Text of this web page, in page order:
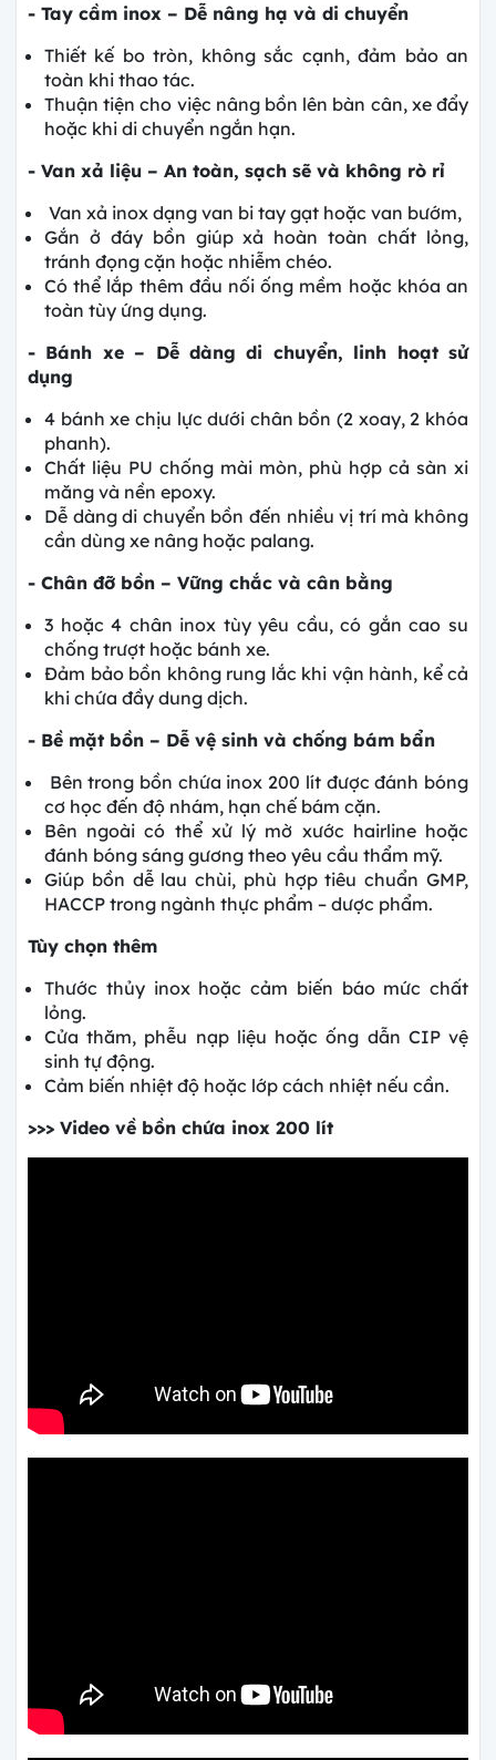
- Tay cầm inox – Dễ nâng hạ và di chuyển
Thiết kế bo tròn, không sắc cạnh, đảm bảo an
toàn khi thao tác.
Thuận tiện cho việc nâng bồn lên bàn cân, xe đẩy
hoặc khi di chuyển ngắn hạn.
- Van xả liệu – An toàn, sạch sẽ và không rò rỉ
Van xả inox dạng van bi tay gạt hoặc van bướm,
Gắn ở đáy bồn giúp xả hoàn toàn chất lỏng,
tránh đọng cặn hoặc nhiễm chéo.
Có thể lắp thêm đầu nối ống mềm hoặc khóa an
toàn tùy ứng dụng.
- Bánh xe – Dễ dàng di chuyển, linh hoạt sử
dụng
4 bánh xe chịu lực dưới chân bồn (2 xoay, 2 khóa
phanh).
Chất liệu PU chống mài mòn, phù hợp cả sàn xi
măng và nền epoxy.
Dễ dàng di chuyển bồn đến nhiều vị trí mà không
cần dùng xe nâng hoặc palang.
- Chân đỡ bồn – Vững chắc và cân bằng
3 hoặc 4 chân inox tùy yêu cầu, có gắn cao su
chống trượt hoặc bánh xe.
Đảm bảo bồn không rung lắc khi vận hành, kể cả
khi chứa đầy dung dịch.
- Bề mặt bồn – Dễ vệ sinh và chống bám bẩn
Bên trong bồn chứa inox 200 lít được đánh bóng
cơ học đến độ nhám, hạn chế bám cặn.
Bên ngoài có thể xử lý mờ xước hairline hoặc
đánh bóng sáng gương theo yêu cầu thẩm mỹ.
Giúp bồn dễ lau chùi, phù hợp tiêu chuẩn GMP,
HACCP trong ngành thực phẩm – dược phẩm.
Tùy chọn thêm
Thước thủy inox hoặc cảm biến báo mức chất
lỏng.
Cửa thăm, phễu nạp liệu hoặc ống dẫn CIP vệ
sinh tự động.
Cảm biến nhiệt độ hoặc lớp cách nhiệt nếu cần.
>>> Video về bồn chứa inox 200 lít